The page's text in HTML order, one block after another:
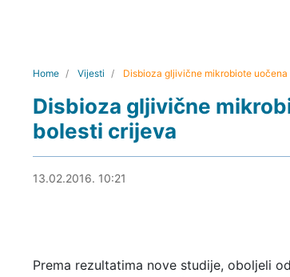
Home Vijesti Disbioza gljivične mikrobiote
Disbioza gljivične
bolesti crijeva
13.02.2016. 11:16
13.02.2016. 10:21
Prema rezultatima nove studije, oboljeli od